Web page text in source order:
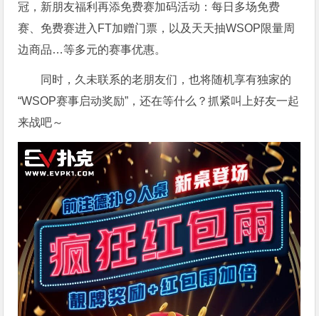
冠，新朋友福利再添免费赛加码活动：每日多场免费
赛、免费赛进入FT加赠门票，以及天天抽WSOP限量周
边商品…等多元的赛事优惠。
同时，久未联系的老朋友们，也将随机享有独家的
“WSOP赛事启动奖励”，还在等什么？抓紧叫上好友一起
来战吧～